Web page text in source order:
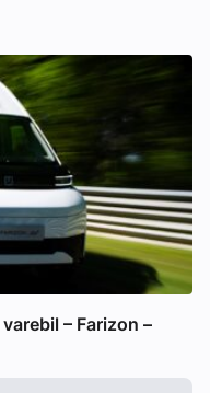
– Farizon –